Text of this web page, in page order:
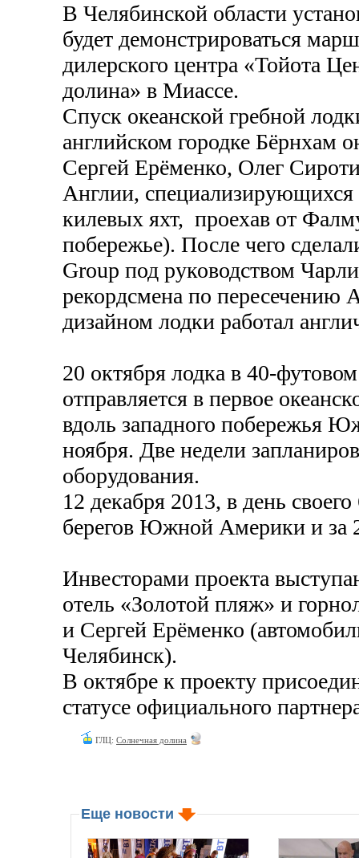
В Челябинской области
будет демонстрироваться
дилерского центра «Тойота
долина» в Миассе.
Спуск океанской гребной
английском городке Бёрнхам
Сергей Ерёменко, Олег
Англии, специализирующихся
килевых яхт, проехав от
побережье). После чего
Group под руководством
рекордсмена по пересечению
дизайном лодки работал
20 октября лодка в 40-
отправляется в первое
вдоль западного побережья
ноября. Две недели
оборудования.
12 декабря 2013, в день
берегов Южной Америки и за
Инвесторами проекта
отель «Золотой пляж» и
и Сергей Ерёменко
Челябинск).
В октябре к проекту
статусе официального
ГЛЦ: Солнечная долина
Еще новости